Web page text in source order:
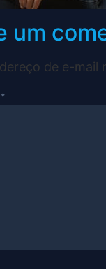
um
de e-mail
*